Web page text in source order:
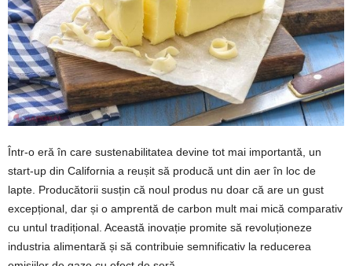
Într-o eră în care sustenabilitatea devine tot mai importantă, un
start-up din California a reușit să producă unt din aer în loc de
lapte. Producătorii susțin că noul produs nu doar că are un gust
excepțional, dar și o amprentă de carbon mult mai mică comparativ
cu untul tradițional. Această inovație promite să revoluționeze
industria alimentară și să contribuie semnificativ la reducerea